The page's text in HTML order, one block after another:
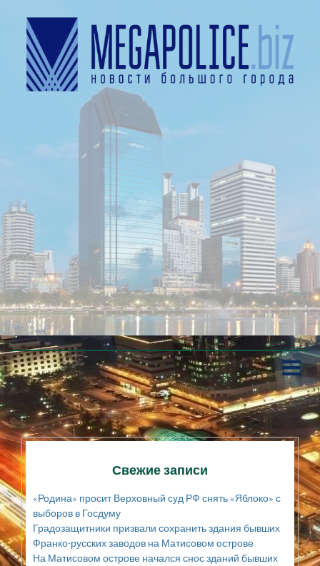
П
е
р
е
й
т
и
с
д
р
ж
а
Свежие записи
«Родина» просит Верховный суд РФ снять «Яблоко» с
выборов в Госдуму
Градозащитники призвали сохранить здания бывших
Франко-русских заводов на Матисовом острове
На Матисовом острове начался снос зданий бывших